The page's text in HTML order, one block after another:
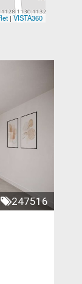
| VISTA360
247516